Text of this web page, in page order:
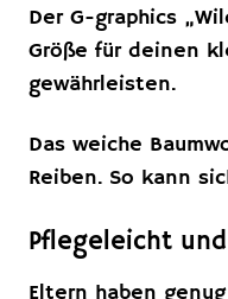
Der G-graphics
Größe für deinen
gewährleisten.
Das weiche
Reiben. So kann
Pflegeleicht
Eltern haben